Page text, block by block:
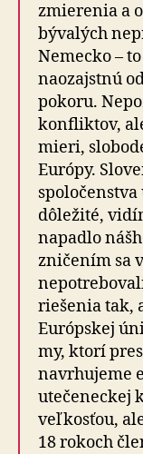
zmierenia a
bývalých
Nemecko –
naozajstnú
pokoru.
konfliktov,
mieri,
Európy.
spoločenstva
dôležité,
napadlo
zničením sa
riešenia tak,
Európskej
my, ktorí
navrhujeme
utečeneckej
veľkosťou,
18 rokoch